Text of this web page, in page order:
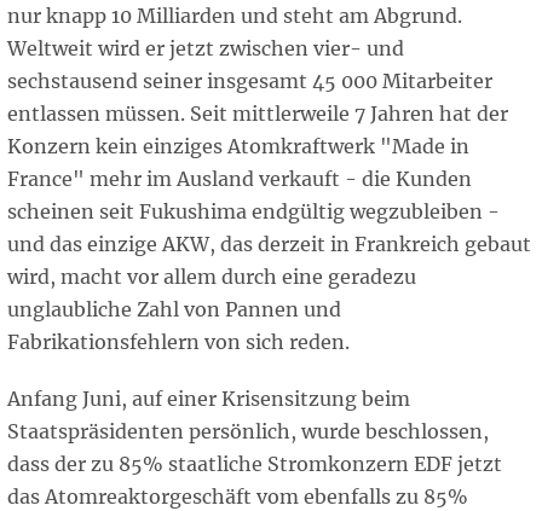
nur knapp 10 Milliarden und steht am Abgrund.
Weltweit wird er jetzt zwischen vier- und
sechstausend seiner insgesamt 45 000 Mitarbeiter
entlassen müssen. Seit mittlerweile 7 Jahren hat der
Konzern kein einziges Atomkraftwerk "Made in
France" mehr im Ausland verkauft - die Kunden
scheinen seit Fukushima endgültig wegzubleiben -
und das einzige AKW, das derzeit in Frankreich gebaut
wird, macht vor allem durch eine geradezu
unglaubliche Zahl von Pannen und
Fabrikationsfehlern von sich reden.
Anfang Juni, auf einer Krisensitzung beim
Staatspräsidenten persönlich, wurde beschlossen,
dass der zu 85% staatliche Stromkonzern EDF jetzt
das Atomreaktorgeschäft vom ebenfalls zu 85%